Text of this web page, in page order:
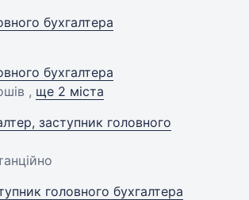
бухгалтера
бухгалтера
, ще 2 міста
заступник головного
головного бухгалтера